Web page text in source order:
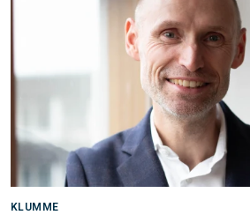
KLUMME